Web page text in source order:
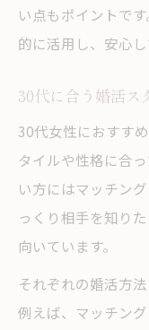
い点もポイントで
的に活用し、安心
30代に合う婚活ス
30代女性におすす
タイルや性格に合
い方にはマッチン
っくり相手を知り
向いています。
それぞれの婚活方
例えば、マッチン